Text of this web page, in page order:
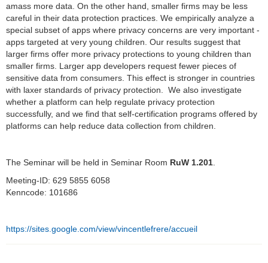
amass more data. On the other hand, smaller firms may be less
careful in their data protection practices. We empirically analyze a
special subset of apps where privacy concerns are very important -
apps targeted at very young children. Our results suggest that
larger firms offer more privacy protections to young children than
smaller firms. Larger app developers request fewer pieces of
sensitive data from consumers. This effect is stronger in countries
with laxer standards of privacy protection. We also investigate
whether a platform can help regulate privacy protection
successfully, and we find that self-certification programs offered by
platforms can help reduce data collection from children.
The Seminar will be held in Seminar Room RuW 1.201
Meeting-ID: 629 5855 6058
Kenncode: 101686
https://sites.google.com/view/vincentlefrere/accueil